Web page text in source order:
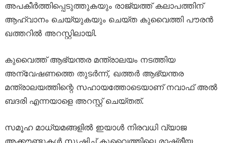
അപകീർത്തിപ്പെടുത്തുകയും രാജ്യത്ത് കലാപത്തിന്
ആഹ്വാനം ചെയ്യുകയും ചെയ്ത കുവൈത്തി പൗരൻ
ഖത്തറിൽ അറസ്റ്റിലായി.
കുവൈത്ത് ആഭ്യന്തര മന്ത്രാലയം നടത്തിയ
അന്വേഷണത്തെ തുടർന്ന്, ഖത്തർ ആഭ്യന്തര
മന്ത്രാലയത്തിന്റെ സഹായത്തോടെയാണ് നവാഫ് അൽ
ബദരി എന്നയാളെ അറസ്റ്റ് ചെയ്തത്.
സമൂഹ മാധ്യമങ്ങളിൽ ഇയാൾ നിരവധി വ്യാജ
അക്കൗണ്ടുകൾ സൃഷ്ടിച്ച് കുവൈത്തിലെ രാഷ്ട്രീയ